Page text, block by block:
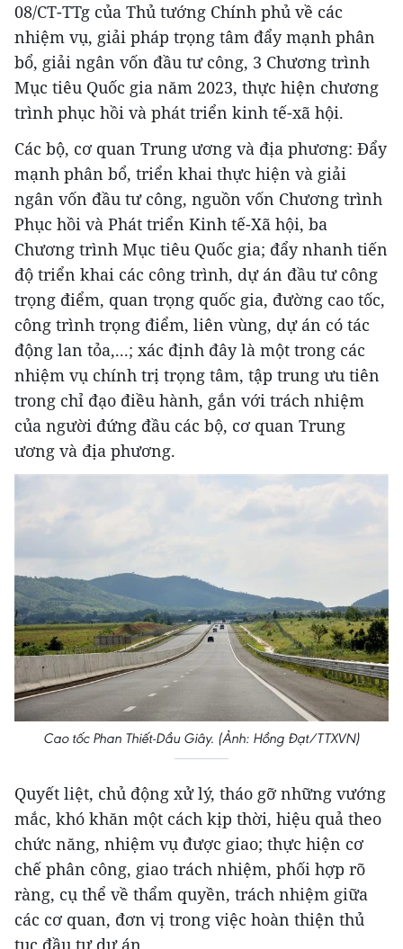
08/CT-TTg của Thủ tướng Chính phủ về các
nhiệm vụ, giải pháp trọng tâm đẩy mạnh phân
bổ, giải ngân vốn đầu tư công, 3 Chương trình
Mục tiêu Quốc gia năm 2023, thực hiện chương
trình phục hồi và phát triển kinh tế-xã hội.
Các bộ, cơ quan Trung ương và địa phương: Đẩy
mạnh phân bổ, triển khai thực hiện và giải
ngân vốn đầu tư công, nguồn vốn Chương trình
Phục hồi và Phát triển Kinh tế-Xã hội, ba
Chương trình Mục tiêu Quốc gia; đẩy nhanh tiến
độ triển khai các công trình, dự án đầu tư công
trọng điểm, quan trọng quốc gia, đường cao tốc,
công trình trọng điểm, liên vùng, dự án có tác
động lan tỏa,...; xác định đây là một trong các
nhiệm vụ chính trị trọng tâm, tập trung ưu tiên
trong chỉ đạo điều hành, gắn với trách nhiệm
của người đứng đầu các bộ, cơ quan Trung
ương và địa phương.
Cao tốc Phan Thiết-Dầu Giây. (Ảnh: Hồng Đạt/TTXVN)
Quyết liệt, chủ động xử lý, tháo gỡ những vướng
mắc, khó khăn một cách kịp thời, hiệu quả theo
chức năng, nhiệm vụ được giao; thực hiện cơ
chế phân công, giao trách nhiệm, phối hợp rõ
ràng, cụ thể về thẩm quyền, trách nhiệm giữa
các cơ quan, đơn vị trong việc hoàn thiện thủ
tục đầu tư dự án.